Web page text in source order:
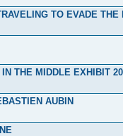
TO EVADE THE
THE MIDDLE EXHIBIT
AUBIN